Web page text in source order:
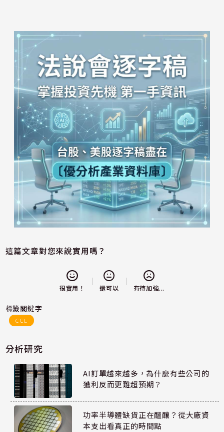
這篇文章對您來說實用嗎？
很實用！ 還可以 有待加強...
標籤關鍵字
CCL
分析研究
AI訂單越來越多，為什麼有些公司的
獲利反而更難超預期？
功率半導體缺貨正在醞釀？從大廠資
本支出看真正的時間點